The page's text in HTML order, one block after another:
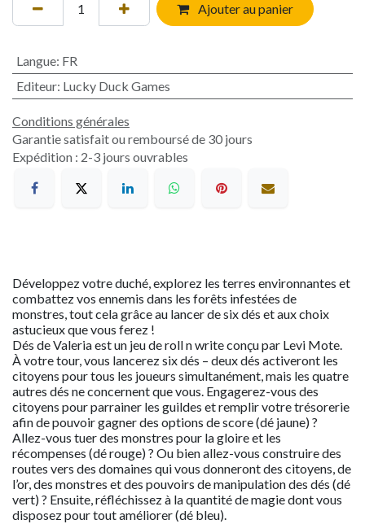
Ajouter au panier
Langue: FR
Editeur: Lucky Duck Games
Conditions générales
Garantie satisfait ou remboursé de 30 jours
Expédition : 2-3 jours ouvrables
Développez votre duché, explorez les terres environnantes et
combattez vos ennemis dans les forêts infestées de
monstres, tout cela grâce au lancer de six dés et aux choix
astucieux que vous ferez !
Dés de Valeria est un jeu de roll n write conçu par Levi Mote.
À votre tour, vous lancerez six dés – deux dés activeront les
citoyens pour tous les joueurs simultanément, mais les quatre
autres dés ne concernent que vous. Engagerez-vous des
citoyens pour parrainer les guildes et remplir votre trésorerie
afin de pouvoir gagner des options de score (dé jaune) ?
Allez-vous tuer des monstres pour la gloire et les
récompenses (dé rouge) ? Ou bien allez-vous construire des
routes vers des domaines qui vous donneront des citoyens, de
l’or, des monstres et des pouvoirs de manipulation des dés (dé
vert) ? Ensuite, réfléchissez à la quantité de magie dont vous
disposez pour tout améliorer (dé bleu).